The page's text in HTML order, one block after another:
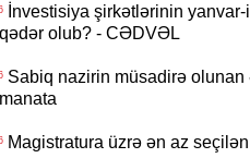
İnvestisiya şirkətlərinin yanvar-
qədər olub? - CƏDVƏL
Sabiq nazirin müsadirə olunan
manata
Magistratura üzrə ən az